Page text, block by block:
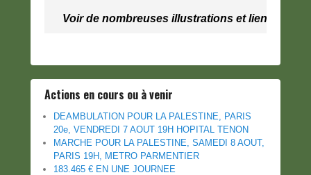
Voir de nombreuses illustrations et liens sur
Actions en cours ou à venir
DEAMBULATION POUR LA PALESTINE, PARIS
20e, VENDREDI 7 AOUT 19H HOPITAL TENON
MARCHE POUR LA PALESTINE, SAMEDI 8 AOUT,
PARIS 19H, METRO PARMENTIER
183.465 € EN UNE JOURNEE